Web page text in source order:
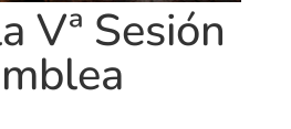
Vª Sesión